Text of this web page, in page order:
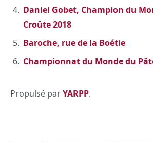
Daniel Gobet, Champion du
Croûte 2018
Baroche, rue de la Boétie
Championnat du Monde du
Propulsé parYARPP.